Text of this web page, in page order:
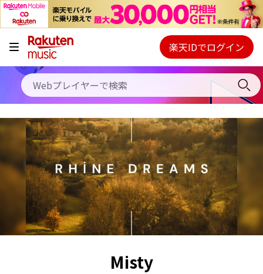
キャンペーン
料金プラン
使い方
初回30日間無料お試し
Webプレイヤー
ご契約内容の確認・変更
楽天IDでログイン
Misty